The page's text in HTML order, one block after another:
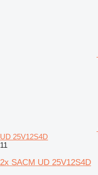
UD 25V12S4D
11
2x SACM UD 25V12S4D